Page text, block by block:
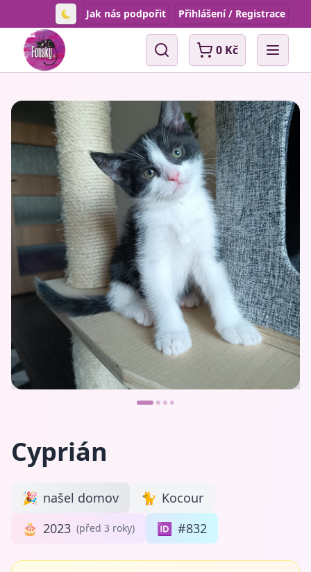
Toggle theme
Jak nás podpořit Přihlášení / Registrace
Vyhledávání0 Kč Open
Cyprián
🎉 našel domov 🐈 Kocour
🎂 2023 (před 3 roky) 🆔 #832